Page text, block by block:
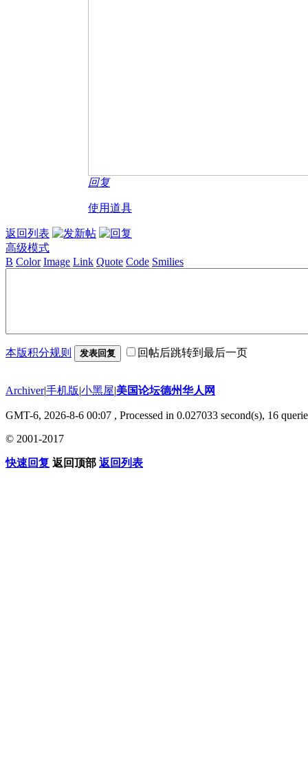
回复
使用道具
返回列表
高级模式
B Color Image Link Quote Code Smilies
本版积分规则 发表回复 回帖后跳转到最后一页
Archiver|手机版|小黑屋|美国论坛德州华人网
GMT-6, 2026-8-6 00:07 , Processed in 0.027033 second(s), 16
© 2001-2017
快速回复 返回顶部 返回列表